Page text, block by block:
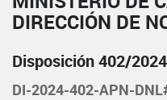
DIRECCIÓN DE
Disposición 402/2024
DI-2024-402-APN-